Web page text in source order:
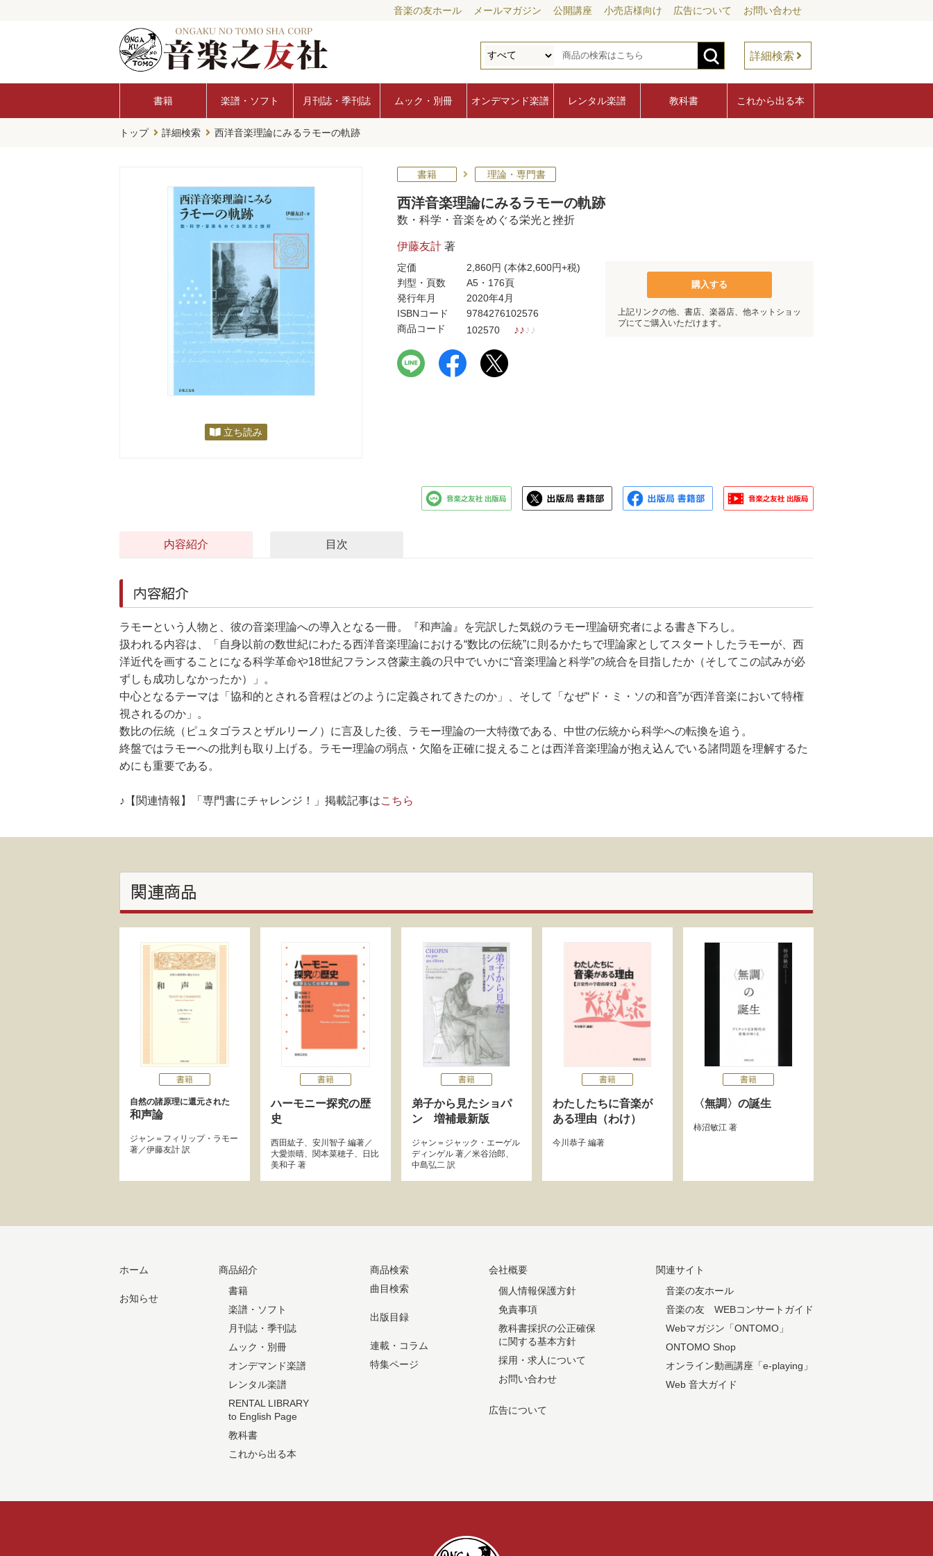
音楽の友ホール メールマガジン 公開講座 小売店様向け 広告について お問い合わせ
詳細検索
書籍 楽譜・ソフト 月刊誌・季刊誌 ムック・別冊 オンデマンド楽譜 レンタル楽譜 教科書 これから出る本
トップ 詳細検索 西洋音楽理論にみるラモーの軌跡
立ち読み
書籍 理論・専門書
西洋音楽理論にみるラモーの軌跡
数・科学・音楽をめぐる栄光と挫折
伊藤友計 著
定価 2,860円 (本体2,600円+税)
判型・頁数
A5・176頁
発行年月
2020年4月
ISBNコード
9784276102576
商品コード
102570 ♪♪♪ ♪
購入する
上記リンクの他、書店、楽器店、他ネットショッ
プにてご購入いただけます。
内容紹介 目次
内容紹介
ラモーという人物と、彼の音楽理論への導入となる一冊。『和声論』を完訳した気鋭のラモー理論研究者による書き下ろし。
扱われる内容は、「自身以前の数世紀にわたる西洋音楽理論における“数比の伝統”に則るかたちで理論家としてスタートしたラモーが、西
洋近代を画することになる科学革命や18世紀フランス啓蒙主義の只中でいかに“音楽理論と科学”の統合を目指したか（そしてこの試みが必
ずしも成功しなかったか）」。
中心となるテーマは「協和的とされる音程はどのように定義されてきたのか」、そして「なぜ“ド・ミ・ソの和音”が西洋音楽において特権
視されるのか」。
数比の伝統（ピュタゴラスとザルリーノ）に言及した後、ラモー理論の一大特徴である、中世の伝統から科学への転換を追う。
終盤ではラモーへの批判も取り上げる。ラモー理論の弱点・欠陥を正確に捉えることは西洋音楽理論が抱え込んでいる諸問題を理解するた
めにも重要である。
♪【関連情報】「専門書にチャレンジ！」掲載記事はこちら
関連商品
書籍
自然の諸原理に還元された
和声論
ジャン＝フィリップ・ラモー
著／伊藤友計 訳
書籍
ハーモニー探究の歴
史
西田紘子、 安川智子 編著／
大愛崇晴、 関本菜穂子、
日比
美和子 著
書籍
弟子から見たショパ
ン 増補最新版
ジャン＝ジャック・エーゲル
ディンゲル 著／米谷治郎、
中島弘二 訳
書籍
わたしたちに音楽が
ある理由（わけ）
今川恭子 編著
書籍
〈無調〉の誕生
柿沼敏江 著
ホーム
お知らせ
商品紹介
書籍
楽譜・ソフト
月刊誌・季刊誌
ムック・別冊
オンデマンド楽譜
レンタル楽譜
RENTAL LIBRARY
to English Page
教科書
これから出る本
商品検索
曲目検索
出版目録
連載・コラム
特集ページ
会社概要
個人情報保護方針
免責事項
教科書採択の公正確保
に関する基本方針
採用・求人について
お問い合わせ
広告について
関連サイト
音楽の友ホール
音楽の友 WEBコンサートガイド
Webマガジン「ONTOMO」
ONTOMO Shop
オンライン動画講座「e-playing」
Web 音大ガイド